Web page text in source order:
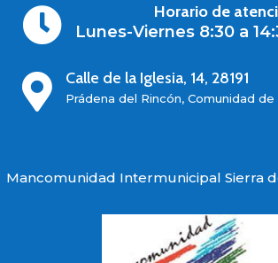

Horario de
Lunes-Viernes 8:30 a
 Calle de la Iglesia, 14, 28191
Prádena del Rincón, Comunidad de
Mancomunidad Intermunicipal Sierra